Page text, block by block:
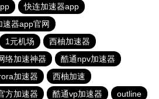
快连加速器app
速器app官网
1元机场
西柚加速器
络加速神器
酷通npv加速器
加速器
西柚加速
方加速器 酷通vp加速器
outline